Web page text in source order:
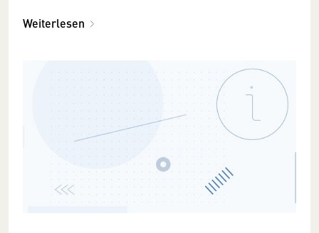
Weiterlesen